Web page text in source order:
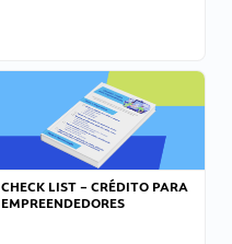
CHECK LIST – CRÉDITO PARA
EMPREENDEDORES